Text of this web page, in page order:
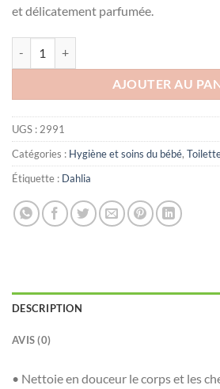
et délicatement parfumée.
AJOUTER AU
UGS : 2991
Catégories : Hygiène et soins du bébé,
Étiquette : Dahlia
DESCRIPTION
AVIS (0)
• Nettoie en douceur le corps et les